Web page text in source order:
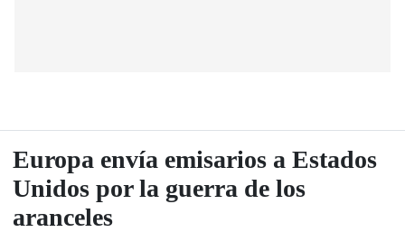
Europa envía emisarios a Estados
Unidos por la guerra de los
aranceles